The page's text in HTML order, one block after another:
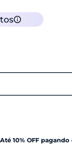
Até 10% OFF pagando